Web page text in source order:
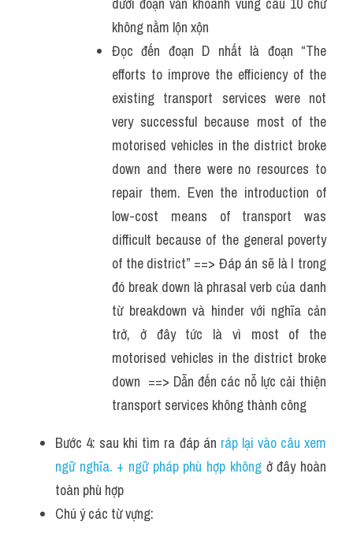
không nằm lộn xộn
Đọc đến đoạn D nhất là đoạn “The
efforts to improve the efficiency of the
existing transport services were not
very successful because most of the
motorised vehicles in the district broke
down and there were no resources to
repair them. Even the introduction of
low-cost means of transport was
difficult because of the general poverty
of the district” ==> Đáp án sẽ là I trong
đó break down là phrasal verb của danh
từ breakdown và hinder với nghĩa cản
trở, ở đây tức là vì most of the
motorised vehicles in the district broke
down  ==> Dẫn đến các nỗ lực cải thiện
transport services không thành công
Bước 4: sau khi tìm ra đáp án ráp lại vào câu xem
ngữ nghĩa. + ngữ pháp phù hợp không ở đây hoàn
toàn phù hợp
Chú ý các từ vựng: